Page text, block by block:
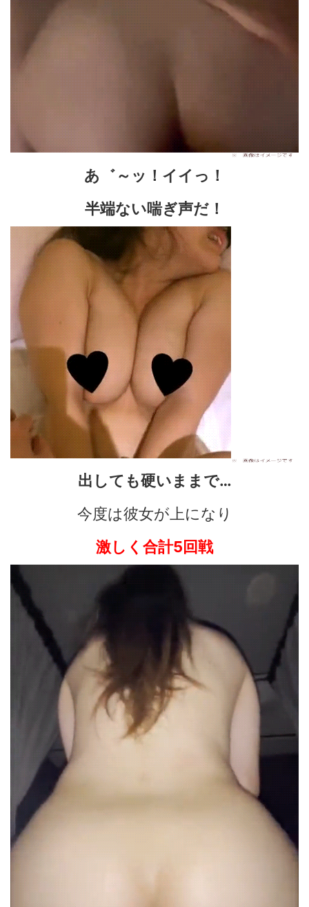
あ゛～ッ！イイっ！
半端ない喘ぎ声だ！
出しても硬いままで…
今度は彼女が上になり
激しく合計5回戦